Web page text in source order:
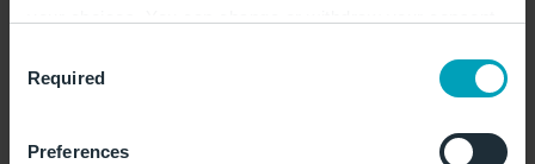
the Privacy trigger icon.
Selection
Required
Preferences
Ländern.
im